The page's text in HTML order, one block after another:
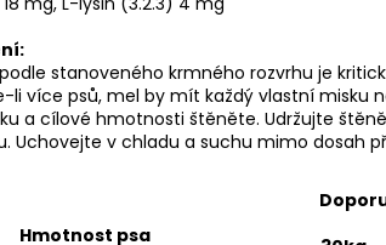
stanoveného krmného rozvrhu je
li více psů, mel by mít každý vlastní misku
a cílové hmotnosti štěněte. Udržujte
Uchovejte v chladu a suchu mimo dosah
Hmotnost psa